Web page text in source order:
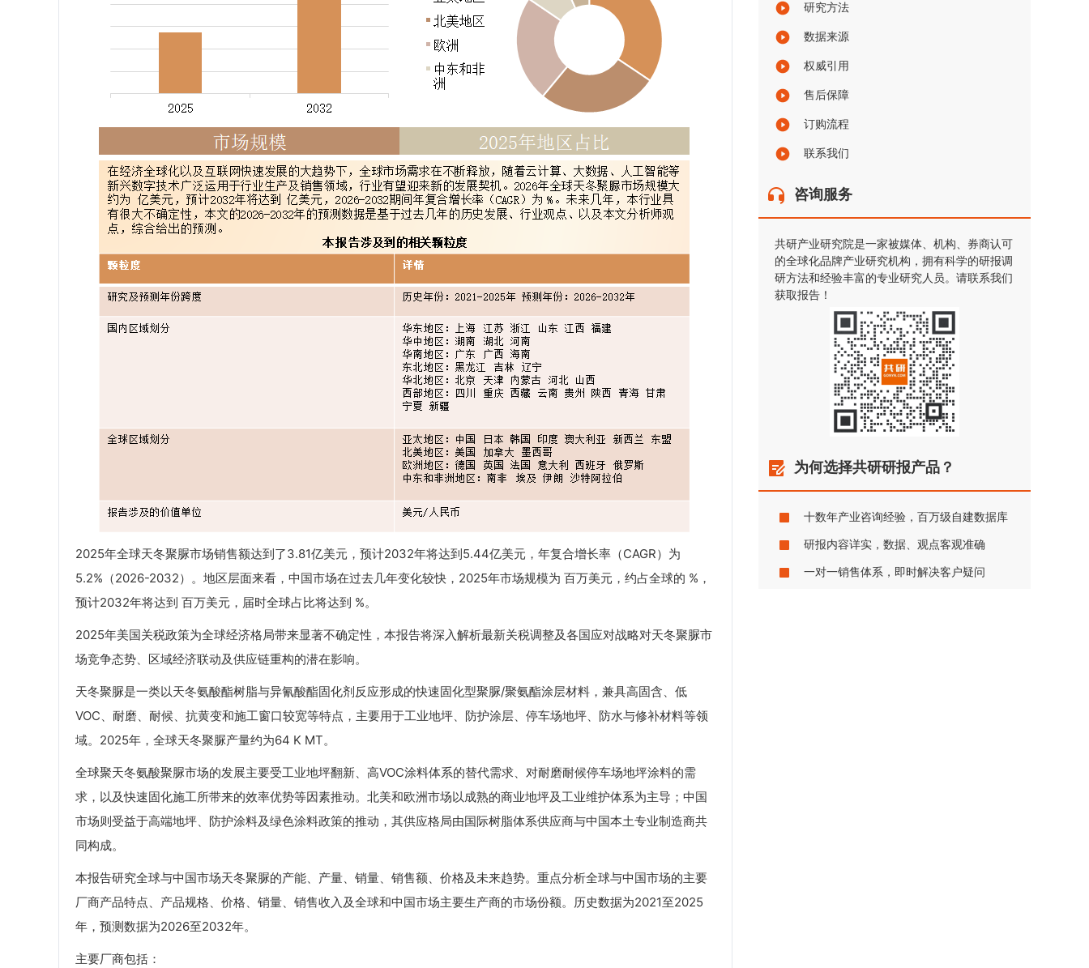
2025年全球天冬聚脲市场销售额达到了3.81亿美元，预计2032年将达到5.44亿美元，年复合增长率（CAGR）为
5.2%（2026-2032）。地区层面来看，中国市场在过去几年变化较快，2025年市场规模为 百万美元，约占全球的 %，
预计2032年将达到 百万美元，届时全球占比将达到 %。
2025年美国关税政策为全球经济格局带来显著不确定性，本报告将深入解析最新关税调整及各国应对战略对天冬聚脲市
场竞争态势、区域经济联动及供应链重构的潜在影响。
天冬聚脲是一类以天冬氨酸酯树脂与异氰酸酯固化剂反应形成的快速固化型聚脲/聚氨酯涂层材料，兼具高固含、低
VOC、耐磨、耐候、抗黄变和施工窗口较宽等特点，主要用于工业地坪、防护涂层、停车场地坪、防水与修补材料等领
域。2025年，全球天冬聚脲产量约为64 K MT。
全球聚天冬氨酸聚脲市场的发展主要受工业地坪翻新、高VOC涂料体系的替代需求、对耐磨耐候停车场地坪涂料的需
求，以及快速固化施工所带来的效率优势等因素推动。北美和欧洲市场以成熟的商业地坪及工业维护体系为主导；中国
市场则受益于高端地坪、防护涂料及绿色涂料政策的推动，其供应格局由国际树脂体系供应商与中国本土专业制造商共
同构成。
本报告研究全球与中国市场天冬聚脲的产能、产量、销量、销售额、价格及未来趋势。重点分析全球与中国市场的主要
厂商产品特点、产品规格、价格、销量、销售收入及全球和中国市场主要生产商的市场份额。历史数据为2021至2025
年，预测数据为2026至2032年。
主要厂商包括：
研究方法
数据来源
权威引用
售后保障
订购流程
联系我们
咨询服务
共研产业研究院是一家被媒体、机构、券商认可
的全球化品牌产业研究机构，拥有科学的研报调
研方法和经验丰富的专业研究人员。请联系我们
获取报告！
为何选择共研研报产品？
十数年产业咨询经验，百万级自建数据库
研报内容详实，数据、观点客观准确
一对一销售体系，即时解决客户疑问